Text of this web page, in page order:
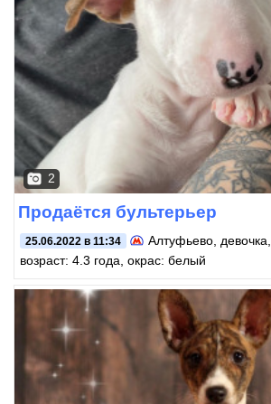
2
Продаётся бультерьер
25.06.2022 в 11:34 Алтуфьево, девочка,
возраст: 4.3 года, окрас: белый